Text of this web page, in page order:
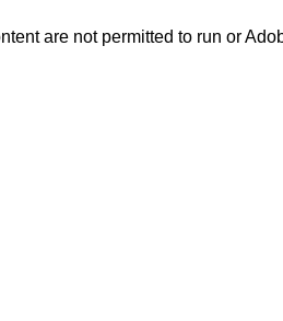
are not permitted to run or